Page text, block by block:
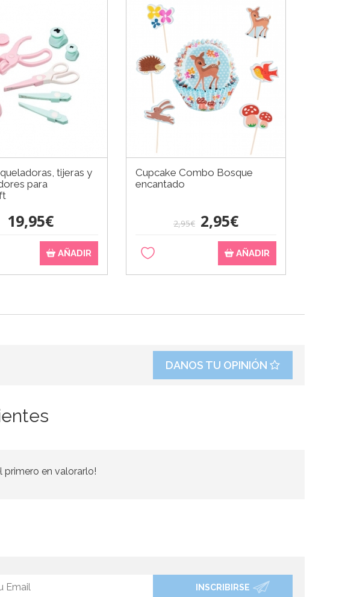
tijeras y
para
19,95€
AÑADIR
Cupcake Combo Bosque
encantado
2,95€ 2,95€
AÑADIR
DANOS TU OPINIÓN
primero en valorarlo!
INSCRIBIRSE